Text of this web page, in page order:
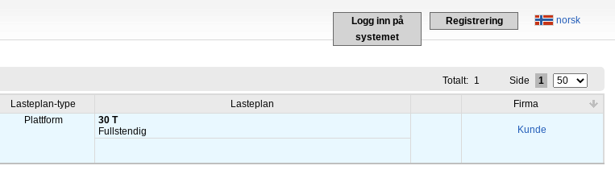
norsk
Logg inn på
systemet
Registrering
Totalt: 1 Side 1
Lasteplan-type Lasteplan
Firma
Plattform
30 T
Fullstendig
Kunde